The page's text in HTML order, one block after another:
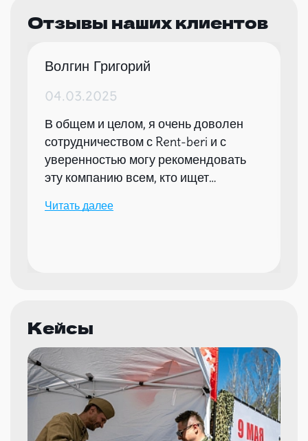
Отзывы наших клиентов
Волгин Григорий
04.03.2025
В общем и целом, я очень доволен
сотрудничеством с Rent-beri и с
уверенностью могу рекомендовать
эту компанию всем, кто ищет
мероприятий.
Читать далее
Кейсы